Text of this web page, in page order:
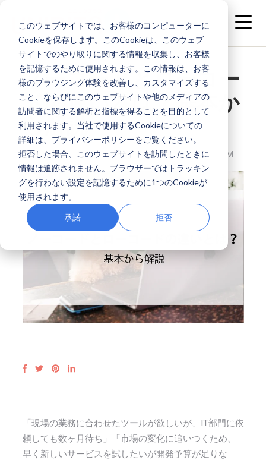
このウェブサイトでは、お客様のコンピューターに
Cookieを保存します。このCookieは、このウェブ
サイトでのやり取りに関する情報を収集し、お客様
を記憶するために使用されます。この情報は、お客
様のブラウジング体験を改善し、カスタマイズする
こと、ならびにこのウェブサイトや他のメディアの
訪問者に関する解析と指標を得ることを目的として
利用されます。当社で使用するCookieについての
詳細は、プライバシーポリシーをご覧ください。
拒否した場合、このウェブサイトを訪問したときに
情報は追跡されません。ブラウザーではトラッキン
グを行わない設定を記憶するために1つのCookieが
使用されます。
承諾 拒否
ノーコードとローコー
ドの違いとは？基本か
ら解説
株式会社ユニリタプラス APR 30, 2026 4:36:13 PM
「現場の業務に合わせたツールが欲しいが、IT部門に依
頼しても数ヶ月待ち」「市場の変化に追いつくため、
早く新しいサービスを試したいが開発予算が足りな